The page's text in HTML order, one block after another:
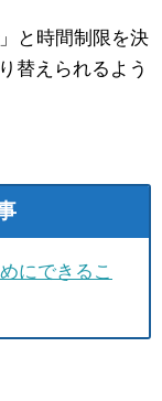
と時間制限を決
替えられるよう
にできるこ